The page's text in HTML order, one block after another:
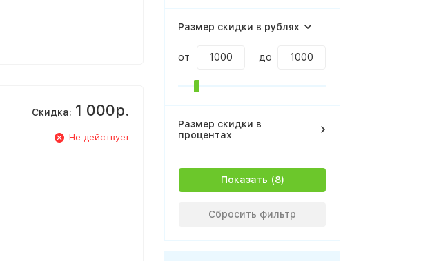
Скидка: 1 000р.
Не действует
Размер скидки в рублях
от до
Размер скидки в
процентах
Показать
Сбросить фильтр